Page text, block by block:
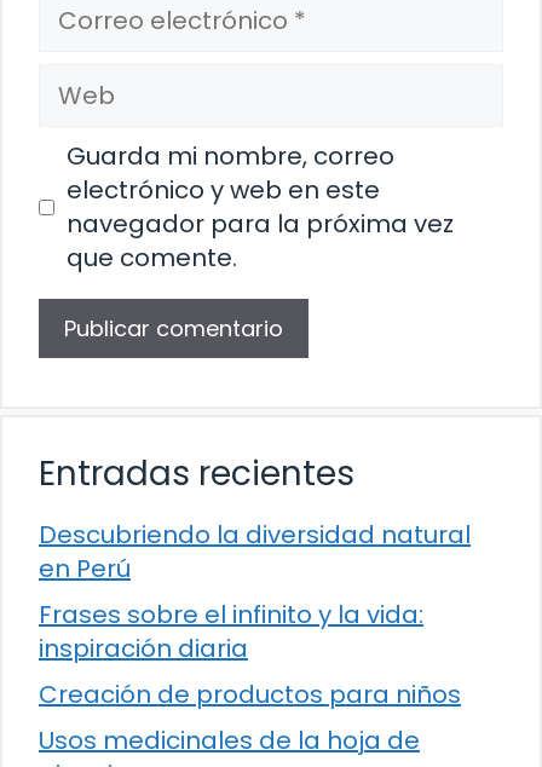
electrónico
Web
Guarda mi nombre, correo
electrónico y web en este
navegador para la próxima vez
que comente.
Entradas recientes
Descubriendo la diversidad natural
en Perú
Frases sobre el infinito y la vida:
inspiración diaria
Creación de productos para niños
Usos medicinales de la hoja de